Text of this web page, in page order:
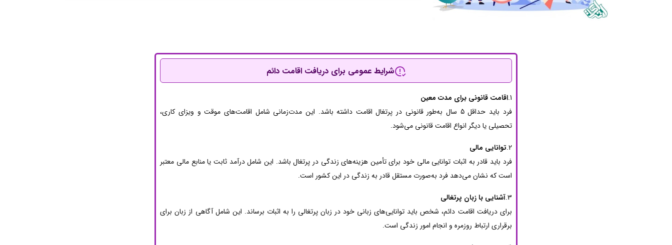
شرایط عمومی برای دریافتاقامت دائم
1.اقامت قانونی برای مدت معین
فرد باید حداقل 5 سال به‌طور قانونی در پرتغال اقامت داشته باشد. این مدت‌زمانی شامل اقامت‌های موقت و ویزای کاری،
تحصیلی یا دیگر انواع اقامت قانونی می‌شود.
2. توانایی مالی
فرد باید قادر به اثبات توانایی مالی خود برای تأمین هزینه‌های زندگی در پرتغال باشد. این شامل درآمد ثابت یا منابع مالی معتبر
است که نشان می‌دهد فرد به‌صورت مستقل قادر به زندگی در این کشور است.
3.آشنایی با زبان پرتغالی
برای دریافت اقامت دائم، شخص باید توانایی‌های زبانی خود در زبان پرتغالی را به اثبات برساند. این شامل آگاهی از زبان برای
برقراری ارتباط روزمره و انجام امور زندگی است.